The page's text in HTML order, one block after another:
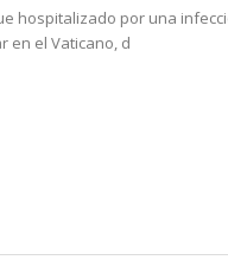
hospitalizado por una
en el Vaticano, d